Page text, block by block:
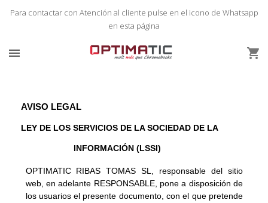
Para contactar con Atención al cliente pulse en el icono de Whatsapp
en esta página
 
Aviso legal
AVISO LEGAL
LEY DE LOS SERVICIOS DE LA SOCIEDAD DE LA
INFORMACIÓN (LSSI)
OPTIMATIC RIBAS TOMAS SL, responsable del sitio
web, en adelante RESPONSABLE, pone a disposición de
los usuarios el presente documento, con el que pretende